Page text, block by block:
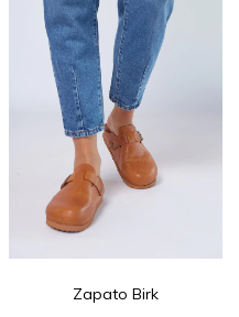
Zapato Birk